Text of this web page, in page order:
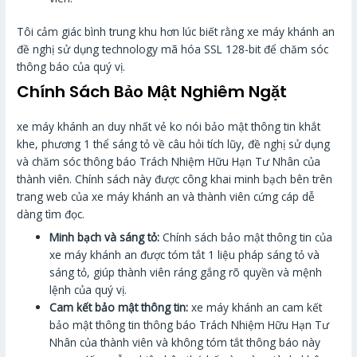
Tôi cảm giác bình trung khu hơn lúc biết rằng xe máy khánh an
đề nghị sử dụng technology mã hóa SSL 128-bit để chăm sóc
thông báo của quý vị.
Chính Sách Bảo Mật Nghiêm Ngặt
xe máy khánh an duy nhất vẻ ko nói bảo mật thông tin khắt
khe, phương 1 thể sáng tỏ về câu hỏi tích lũy, đề nghị sử dụng
và chăm sóc thông báo Trách Nhiệm Hữu Hạn Tư Nhân của
thành viên. Chính sách này được công khai minh bạch bên trên
trang web của xe máy khánh an và thành viên cứng cáp dễ
dàng tìm đọc.
Minh bạch và sáng tỏ: Chính sách bảo mật thông tin của
xe máy khánh an được tóm tắt 1 liệu pháp sáng tỏ và
sáng tỏ, giúp thành viên ráng gắng rõ quyền và mệnh
lệnh của quý vị.
Cam kết bảo mật thông tin: xe máy khánh an cam kết
bảo mật thông tin thông báo Trách Nhiệm Hữu Hạn Tư
Nhân của thành viên và không tóm tắt thông báo này